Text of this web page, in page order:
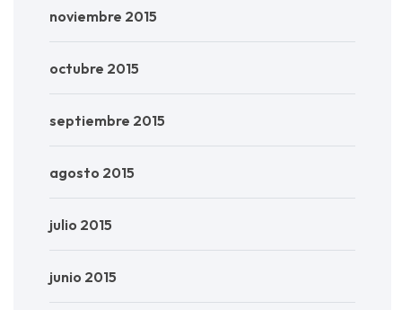
noviembre 2015
octubre 2015
septiembre 2015
agosto 2015
julio 2015
junio 2015